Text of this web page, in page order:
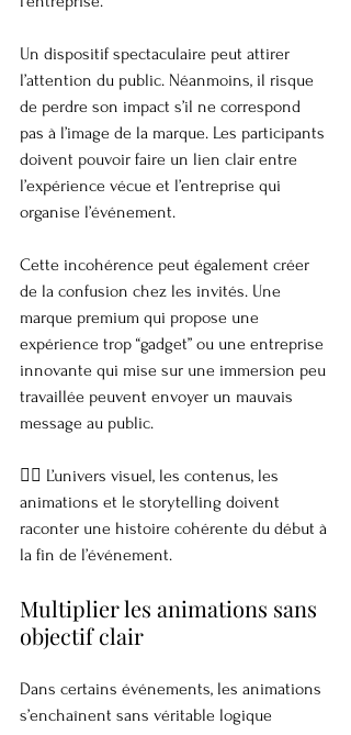
Un dispositif spectaculaire peut attirer
l’attention du public. Néanmoins, il risque
de perdre son impact s’il ne correspond
pas à l’image de la marque. Les participants
doivent pouvoir faire un lien clair entre
l’expérience vécue et l’entreprise qui
organise l’événement.
Cette incohérence peut également créer
de la confusion chez les invités. Une
marque premium qui propose une
expérience trop “gadget” ou une entreprise
innovante qui mise sur une immersion peu
travaillée peuvent envoyer un mauvais
message au public.
👉🏼 L’univers visuel, les contenus, les
animations et le storytelling doivent
raconter une histoire cohérente du début à
la fin de l’événement.
Multiplier les animations sans
objectif clair
Dans certains événements, les animations
s’enchaînent sans véritable logique